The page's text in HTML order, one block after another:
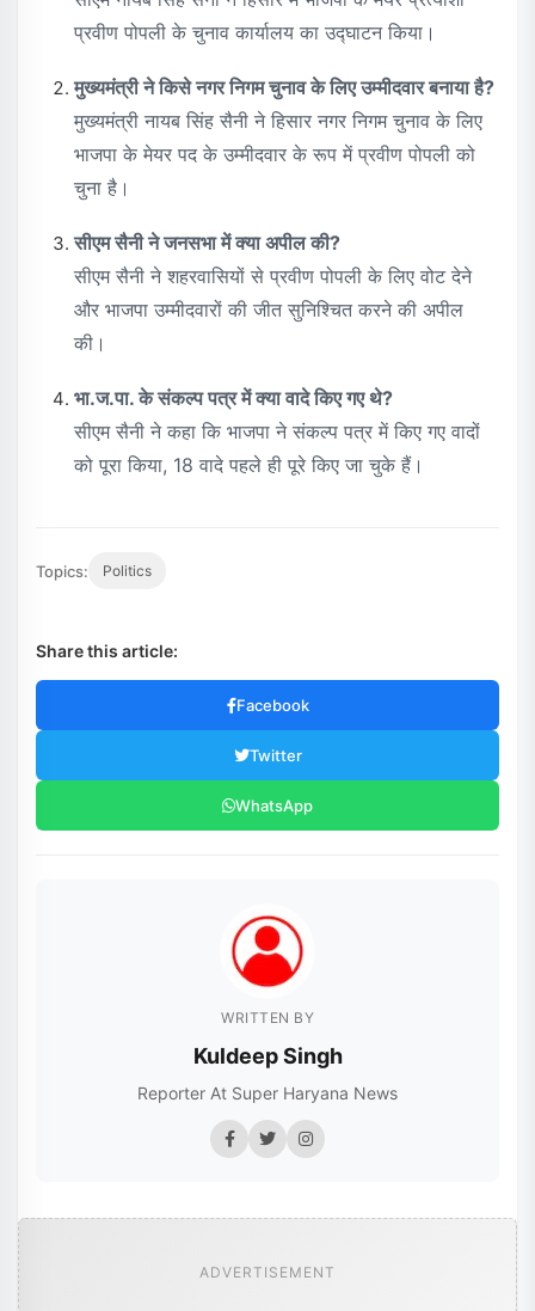
प्रवीण पोपली के चुनाव कार्यालय का उद्घाटन किया।
मुख्यमंत्री ने किसे नगर निगम चुनाव के लिए उम्मीदवार बनाया है?
मुख्यमंत्री नायब सिंह सैनी ने हिसार नगर निगम चुनाव के लिए
भाजपा के मेयर पद के उम्मीदवार के रूप में प्रवीण पोपली को
चुना है।
सीएम सैनी ने जनसभा में क्या अपील की?
सीएम सैनी ने शहरवासियों से प्रवीण पोपली के लिए वोट देने
और भाजपा उम्मीदवारों की जीत सुनिश्चित करने की अपील
की।
भा.ज.पा. के संकल्प पत्र में क्या वादे किए गए थे?
सीएम सैनी ने कहा कि भाजपा ने संकल्प पत्र में किए गए वादों
को पूरा किया, 18 वादे पहले ही पूरे किए जा चुके हैं।
Topics: Politics
Share this article:
Facebook
Twitter
WhatsApp
WRITTEN BY
Kuldeep Singh
Reporter At Super Haryana News
ADVERTISEMENT